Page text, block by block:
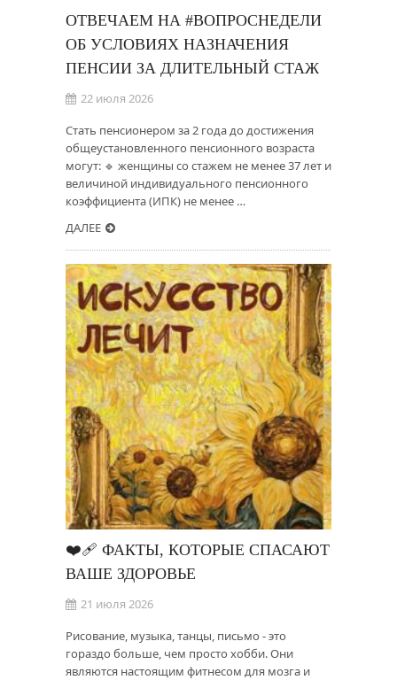
ОТВЕЧАЕМ НА #ВОПРОСНЕДЕЛИ
ОБ УСЛОВИЯХ НАЗНАЧЕНИЯ
ПЕНСИИ ЗА ДЛИТЕЛЬНЫЙ СТАЖ
22 июля 2026
Стать пенсионером за 2 года до достижения
общеустановленного пенсионного возраста
могут: 🔹 женщины со стажем не менее 37 лет и
величиной индивидуального пенсионного
коэффициента (ИПК) не менее …
ДАЛЕЕ
❤️‍🩹 ФАКТЫ, КОТОРЫЕ СПАСАЮТ
ВАШЕ ЗДОРОВЬЕ
21 июля 2026
Рисование, музыка, танцы, письмо - это
гораздо больше, чем просто хобби. Они
являются настоящим фитнесом для мозга и